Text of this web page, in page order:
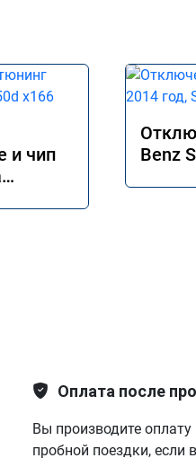
и чип
Benz
Оплата после
Вы производите оплату
пробной поездки, если